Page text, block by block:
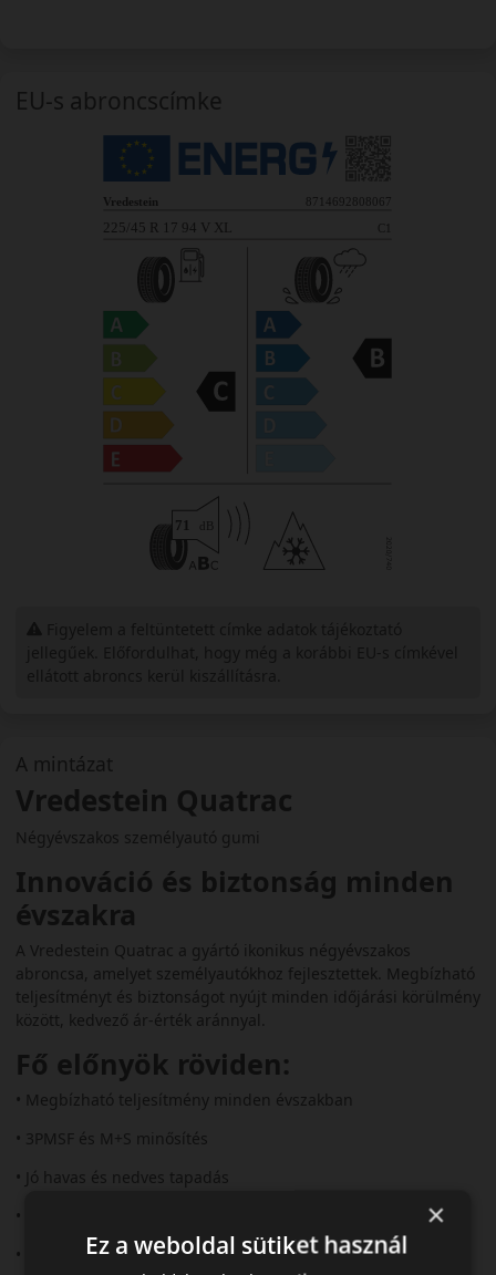
A mintázat
Vredestein Quatrac
Négyévszakos személyautó gumi
Innováció és biztonság minden
évszakra
A Vredestein Quatrac a gyártó ikonikus négyévszakos
abroncsa, amelyet személyautókhoz fejlesztettek. Megbízható
teljesítményt és biztonságot nyújt minden időjárási körülmény
között, kedvező ár‑érték aránnyal.
Fő előnyök röviden:
• Megbízható teljesítmény minden évszakban
• 3PMSF és M+S minősítés
• Jó havas és nedves tapadás
• Mérsékelt zajszint (~71–72 dB)
• Kedvező ár‑érték arány
EU-s abroncscímke
×
Ez a weboldal sütiket használ